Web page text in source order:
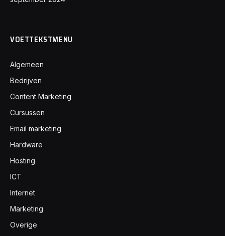
VOETTEKSTMENU
Algemeen
Bedrijven
Content Marketing
Cursussen
Email marketing
Hardware
Hosting
ICT
Internet
Marketing
Overige